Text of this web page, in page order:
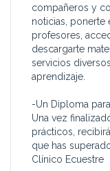
compañeros y
noticias, ponerte
profesores,
descargarte
servicios
aprendizaje.
-Un Diploma
Una vez
prácticos,
que has
Clínico Ecuestre